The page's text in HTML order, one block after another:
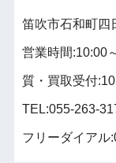
笛吹市石和町四
営業時間:10:00
質・買取受付
TEL:055-263-
フリーダイアル